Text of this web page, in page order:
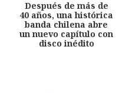
Después de más de
40 años, una histórica
banda chilena abre
un nuevo capítulo con
disco inédito